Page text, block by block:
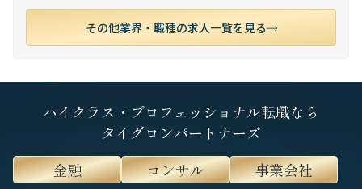
その他業界・職種の求人一覧を見る
ハイクラス・プロフェッショナル転職なら
タイグロンパートナーズ
金融
コンサル 事業会社